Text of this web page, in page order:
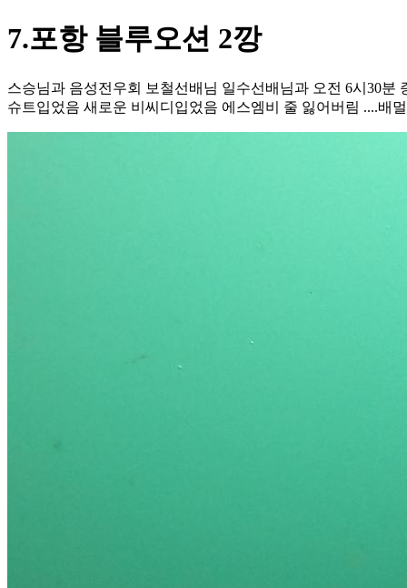
7.포항 블루오션 2깡
스승님과 음성전우회 보철선배님 일수선배님과 오전 6시30
슈트입었음 새로운 비씨디입었음 에스엠비 줄 잃어버림 ....배